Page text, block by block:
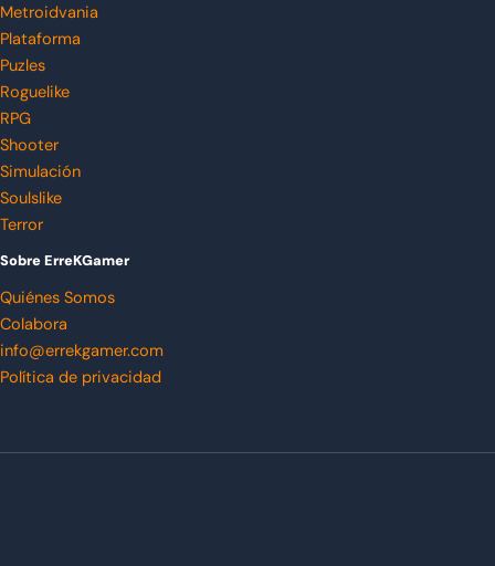
Metroidvania
Plataforma
Puzles
Roguelike
RPG
Shooter
Simulación
Soulslike
Terror
Sobre ErreKGamer
Quiénes Somos
Colabora
info@errekgamer.com
Política de privacidad